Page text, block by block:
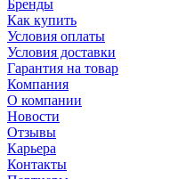
Бренды
Как купить
Условия оплаты
Условия доставки
Гарантия на товар
Компания
О компании
Новости
Отзывы
Карьера
Контакты